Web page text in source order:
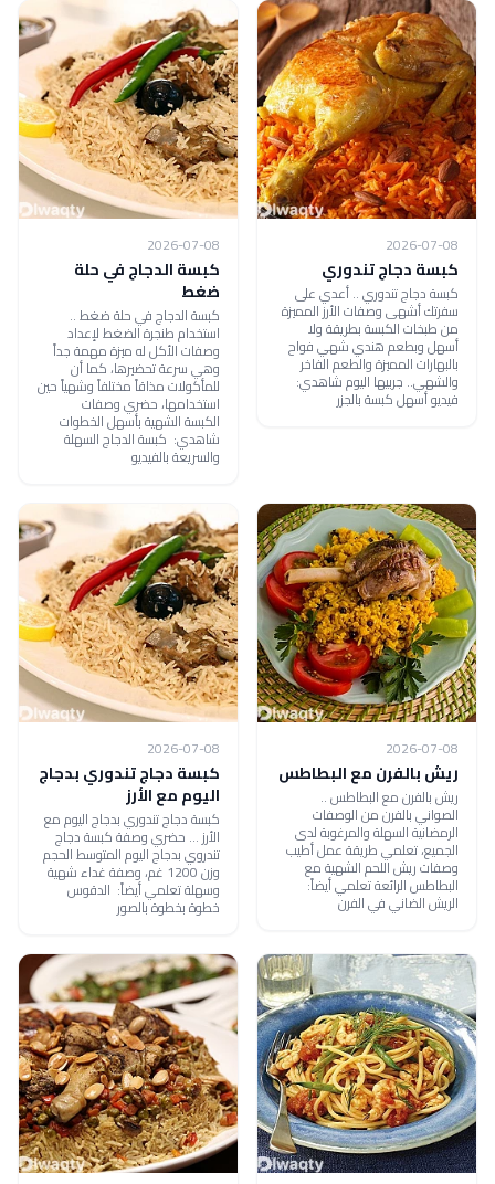
2026-07-08
كبسة دجاج تندوري
كبسة دجاج تندوري .. أعدي على
سفرتك أشهى وصفات الأرز المميزة
من طبخات الكبسة بطريقة ولا
أسهل وبطعم هندي شهي فواح
بالبهارات المميزة والطعم الفاخر
والشهي.. جربيها اليوم شاهدي:
فيديو أسهل كبسة بالجزر
2026-07-08
كبسة الدجاج في حلة
ضغط
كبسة الدجاج في حلة ضغط ..
استخدام طنجرة الضغط لإعداد
وصفات الأكل له ميزة مهمة جداً
وهي سرعة تحضيرها، كما أن
للمأكولات مذاقاً مختلفاً وشهياً حين
استخدامها، حضري وصفات
الكبسة الشهية بأسهل الخطوات
شاهدي: كبسة الدجاج السهلة
والسريعة بالفيديو
2026-07-08
ريش بالفرن مع البطاطس
ريش بالفرن مع البطاطس ..
الصواني بالفرن من الوصفات
الرمضانية السهلة والمرغوبة لدى
الجميع، تعلمي طريقة عمل أطيب
وصفات ريش اللحم الشهية مع
البطاطس الرائعة تعلمي أيضاً:
الريش الضاني في الفرن
2026-07-08
كبسة دجاج تندوري بدجاج
اليوم مع الأرز
كبسة دجاج تندوري بدجاج اليوم مع
الأرز ... حضري وصفة كبسة دجاج
تندروي بدجاج اليوم المتوسط الحجم
وزن 1200 غم، وصفة غداء شهية
وسهلة تعلمي أيضاً: الدقوس
خطوة بخطوة بالصور